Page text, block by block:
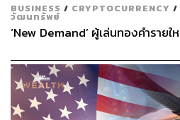
BUSINESS / CRYPTOCURRENCY /
วัฒนทรัพย์
‘New Demand’ ผู้เล่นทองคำรายใ